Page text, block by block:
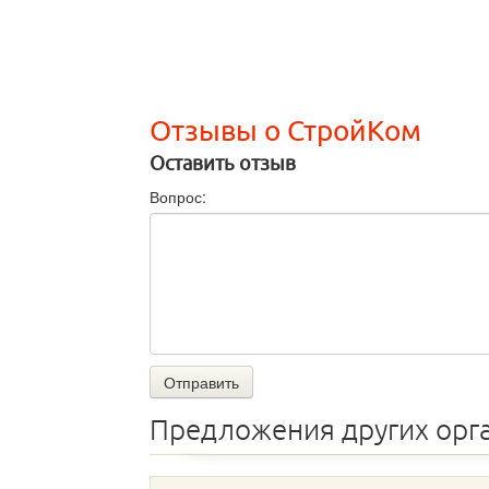
Отзывы о СтройКом
Оставить отзыв
Вопрос:
Отправить
Предложения других